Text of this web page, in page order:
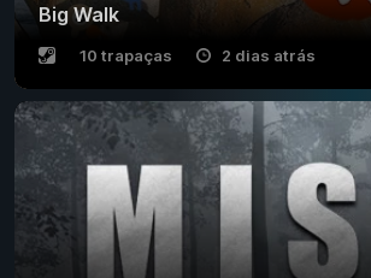
Big Walk
10 trapaças 2 dias atrás